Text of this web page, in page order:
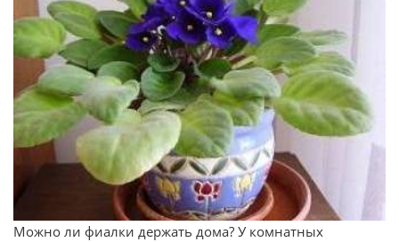
Можно ли фиалки держать дома? У комнатных